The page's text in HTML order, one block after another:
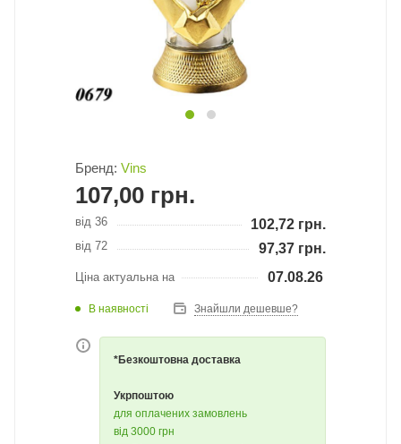
Бренд: Vins
107,00 грн.
від 36 102,72 грн.
від 72 97,37 грн.
Ціна актуальна на 07.08.26
В наявності Знайшли дешевше?
*Безкоштовна доставка
Укрпоштою
для оплачених замовлень
від 3000 грн